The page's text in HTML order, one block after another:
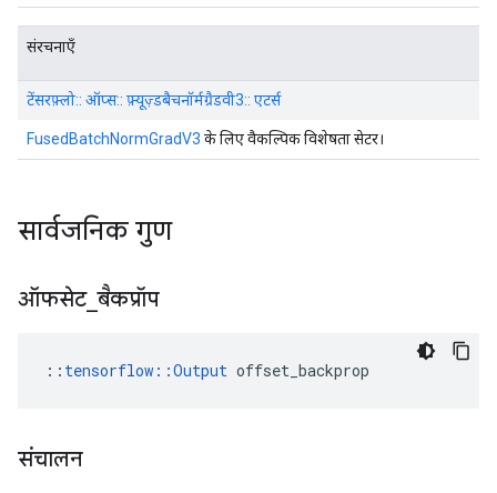
संरचनाएँ
टेंसरफ़्लो:: ऑप्स:: फ़्यूज़्डबैचनॉर्मग्रैडवी3:: एटर्स
FusedBatchNormGradV3 के लिए वैकल्पिक विशेषता सेटर।
सार्वजनिक गुण
ऑफसेट_बैकप्रॉप
:: tensorflow::Output offset_backprop
संचालन